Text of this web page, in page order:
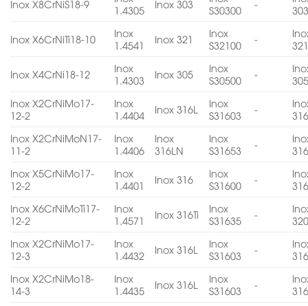
Inox X8CrNiS18-9
1.4305
Inox 303
S30300
-
Inox X6CrNiTi18-10
Inox
1.4541
Inox 321
Inox
S32100
-
Inox X4CrNi18-12
Inox
1.4303
Inox 305
Inox
S30500
-
Inox X2CrNiMo17-
12-2
Inox
1.4404
Inox 316L
Inox
S31603
-
Inox X2CrNiMoN17-
11-2
Inox
1.4406
Inox
316LN
Inox
S31653
-
Inox X5CrNiMo17-
12-2
Inox
1.4401
Inox 316
Inox
S31600
-
Inox X6CrNiMoTi17-
12-2
Inox
1.4571
Inox 316Ti
Inox
S31635
-
Inox X2CrNiMo17-
12-3
Inox
1.4432
Inox 316L
Inox
S31603
-
Inox X2CrNiMo18-
14-3
Inox
1.4435
Inox 316L
Inox
S31603
-